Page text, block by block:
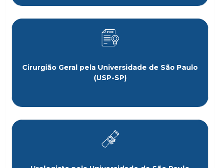
Cirurgião Geral pela Universidade de São Paulo
(USP-SP)